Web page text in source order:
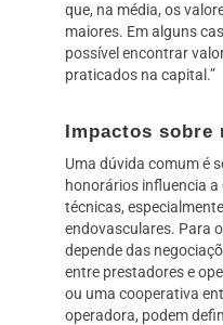
que, na média, os
maiores. Em alguns
possível encontrar
praticados na capital.”
Impactos sobre
Uma dúvida comum é
honorários influencia
técnicas,
endovasculares. Para
depende das
entre prestadores e
ou uma cooperativa
operadora, podem